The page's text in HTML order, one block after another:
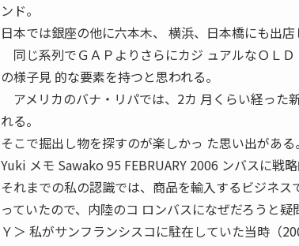
ンド。
日本では銀座の他に六本木、 横浜、日本橋にも出店
同じ系列でＧＡＰよりさらにカジ ュアルなＯＬ
の様子見 的な要素を持つと思われる。
アメリカのバナ・リパでは、2カ 月くらい経った
れる。
そこで掘出し物を探すのが楽しかっ た思い出がある。
Yuki メモ Sawako 95 FEBRUARY 2006 ンバスに戦
それまでの私の認識では、商品を輸入するビジネ
っていたので、内陸のコ ロンバスになぜだろうと疑
Ｙ＞ 私がサンフランシスコに駐在していた当時（